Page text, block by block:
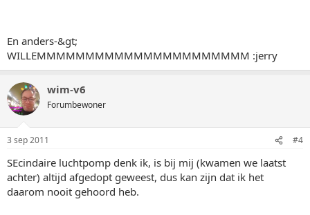
En anders-&gt;
WILLEMMMMMMMMMMMMMMMMMMMMMM :jerry
wim-v6
Forumbewoner
3 sep 2011 #4
SEcindaire luchtpomp denk ik, is bij mij (kwamen we laatst
achter) altijd afgedopt geweest, dus kan zijn dat ik het
daarom nooit gehoord heb.